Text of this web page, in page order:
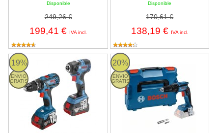
Disponible
249,26 €
199,41 € IVA incl.
Disponible
170,61 €
138,19 € IVA incl.
19%
ENVIO
GRATIS
Pack Atornillador de impacto GDR 18V-200 C Bosch + Taladro
20%
ENVIO
GRATIS
Bosch GTB 18V-45 Professional